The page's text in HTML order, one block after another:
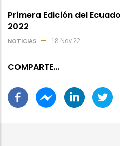
Primera Edición del
2022
NOTICIAS 18 Nov 22
COMPARTE...